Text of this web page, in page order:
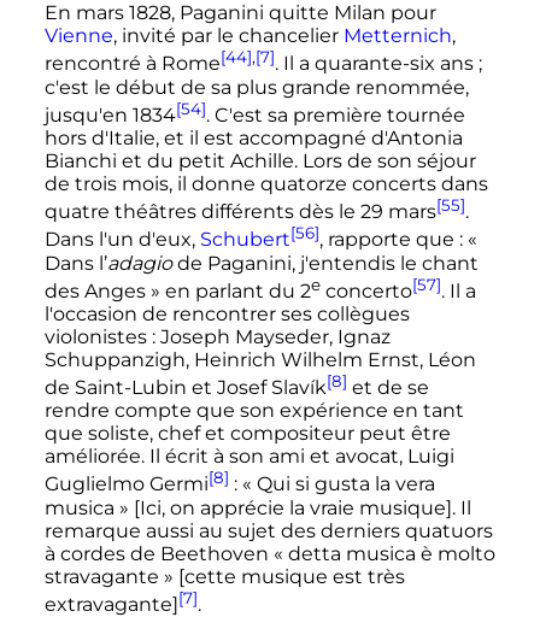
En mars 1828, Paganini quitte Milan pour
Vienne, invité par le chancelier Metternich,
rencontré à Rome[44],[7]. Il a quarante-six ans ;
c'est le début de sa plus grande renommée,
jusqu'en 1834[54]. C'est sa première tournée
hors d'Italie, et il est accompagné d'Antonia
Bianchi et du petit Achille. Lors de son séjour
de trois mois, il donne quatorze concerts dans
quatre théâtres différents dès le 29 mars[55].
Dans l'un d'eux, Schubert[56], rapporte que : «
Dans l’adagiode Paganini, j'entendis le chant
des Anges » en parlant du 2e concerto[57]. Il a
l'occasion de rencontrer ses collègues
violonistes : Joseph Mayseder, Ignaz
Schuppanzigh, Heinrich Wilhelm Ernst, Léon
de Saint-Lubin et Josef Slavík[8] et de se
rendre compte que son expérience en tant
que soliste, chef et compositeur peut être
améliorée. Il écrit à son ami et avocat, Luigi
Guglielmo Germi[8] : « Qui si gusta la vera
musica » [Ici, on apprécie la vraie musique]. Il
remarque aussi au sujet des derniers quatuors
à cordes de Beethoven « detta musica è molto
stravagante » [cette musique est très
extravagante][7].